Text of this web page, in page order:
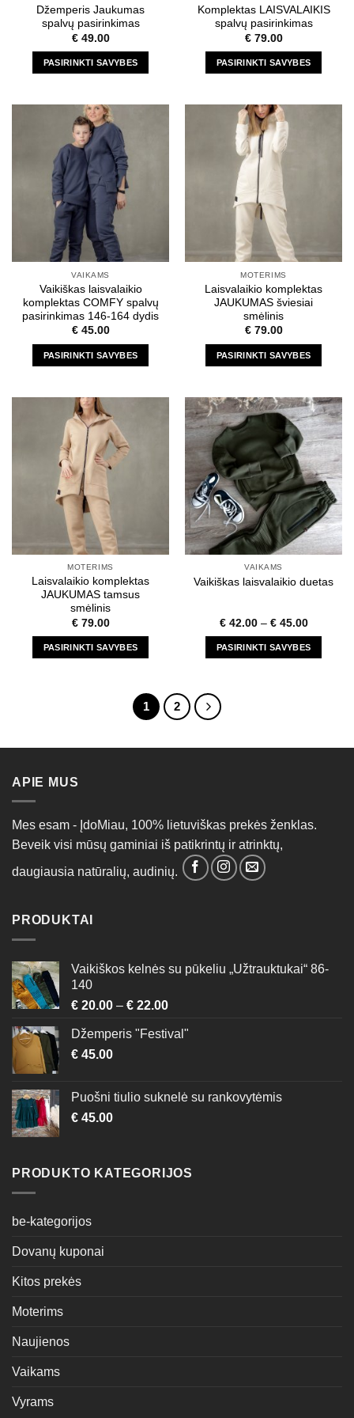
page
page
Džemperis Jaukumas
spalvų pasirinkimas
€49.00
PASIRINKTI SAVYBES
has
multiple
variants.
The
options
may
chosen
on
the
product
page
Komplektas LAISVALAIKIS
spalvų pasirinkimas
€79.00
PASIRINKTI SAVYBES
has
multiple
variants.
The
may
be
chosen
on
the
product
page
VAIKAMS
Vaikiškas laisvalaikio
komplektas COMFY spalvų
pasirinkimas 146-164 dydis
€45.00
PASIRINKTI SAVYBES
has
multiple
variants.
The
options
may
be
chosen
on
the
product
page
MOTERIMS
Laisvalaikio komplektas
JAUKUMAS šviesiai
smėlinis
€79.00
PASIRINKTI SAVYBES
has
multiple
variants.
The
options
may
be
chosen
on
the
product
MOTERIMS
Laisvalaikio komplektas
JAUKUMAS tamsus
smėlinis
€79.00
PASIRINKTI SAVYBES
The
on
the
product
VAIKAMS
Vaikiškas laisvalaikio duetas
€42.00– €45.00
PASIRINKTI SAVYBES
The
on
the
product
1 2
APIE MUS
Mes esam - ĮdoMiau, 100% lietuviškas prekės ženklas.
Beveik visi mūsų gaminiai iš patikrintų ir atrinktų,
daugiausia natūralių, audinių.
PRODUKTAI
Vaikiškos kelnės su pūkeliu „Užtrauktukai“ 86-
140
€ 20.00 – € 22.00
Džemperis "Festival"
€ 45.00
Puošni tiulio suknelė su rankovytėmis
€ 45.00
PRODUKTO KATEGORIJOS
be-kategorijos
Dovanų kuponai
Kitos prekės
Moterims
Naujienos
Vaikams
Vyrams